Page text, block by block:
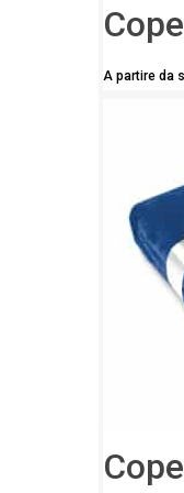
A partire da